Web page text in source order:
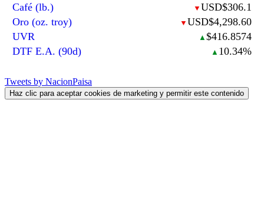
Café (lb.)
▼ USD$306.1
Oro (oz. troy)
▼ USD$4,298.60
UVR
▲ $416.8574
DTF E.A. (90d)
▲ 10.34%
Tweets by NacionPaisa
Haz clic para aceptar cookies de marketing y permitir este contenido